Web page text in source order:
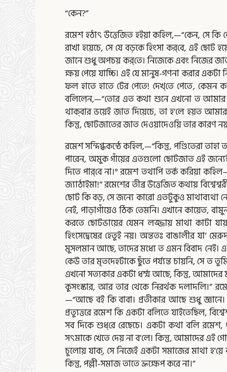
“কেন?”
রমেশ হঠাৎ উত্তেজিত হইয়া কহিল,—“কেন, সে
রাখা হয়েচে, সে যে বড়কে হিংসা কর্‌বে, এই ছোট
জানে শুধু অপচয় কর্‌তে। নিজেকে এবং নিজের
ক্ষয় পেয়ে যাচ্চি। এই যে মানুষ-গণনা করার
ফল হাতে হাতে টের পেতে! দেখ্‌তে পেতে, কেমন
বলিলেন,—“তোর এত কথা শুনে এখনো ত আমার
থাক্‌বার ভয়েই জাত দিয়েচে, তা হ’লে হয়ত
কিন্তু, ছোটজাতের জাত দেওয়াদেওয়ি তার কারণ
রমেশ সন্দিগ্ধকন্ঠে কহিল,—“কিন্তু, পণ্ডিতেরা
পারেন, অমুক গাঁয়ের এতগুলো ছোটজাত এই জন্যেই
দিতে পার্‌বে না।° রমেশ তথাপি তর্ক করিয়া
জ্যাঠাইমা!” রমেশের তীব্র উত্তেজিত কথায়
ছোট কি বড়, সে জন্যে কারো এতটুকুও মাথাব্যথা
নেই, পাড়াগাঁয়েও ঠিক তেমনি। এখানে কায়েত,
করতে ছোটভায়ের যেমন লজ্জায় মাথা কাটা
হিংসেদ্বেষের হেতুই নয়। অন্ততঃ বাঙালীর যা’
মুসলমান আছে, তাদের মধ্যে ত এমন বিবাদ নেই।
কেউ তার মৃতদেহটাকে ছুঁতে পর্য্যন্ত চায়নি, সে ত
এখনো সত্যকার একটা ধর্ম্ম আছে, কিন্তু, আমাদের
কুসংস্কার, আর তার থেকে নিরর্থক দলাদলি।”
—“আছে বই কি বাবা। প্রতীকার আছে শুধু
প্রত্যুত্তরে রমেশ কি একটা বলিতে যাইতেছিল,
সব দিকে শুধ্‌রে রেছেচে। একটা কথা বলি রমেশ,
সৎমাকে খেতে দেয় না ব’লে। কিন্তু, আমাদের এই
চুলোয় যাক্‌, সে নিজেই একটা সমাজের মাথা
কিন্তু, পল্লী-সমাজ তাতে ভ্রূক্ষেপ করে না।”